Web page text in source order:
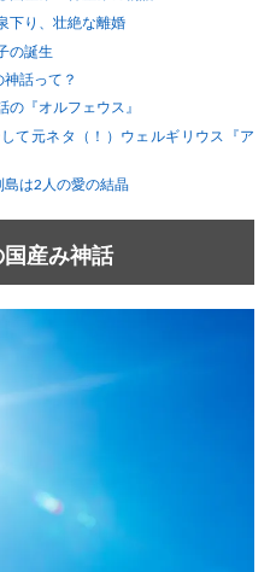
下り、壮絶な離婚
の誕生
話って？
『オルフェウス』
て元ネタ（！）ウェルギリウス『ア
島は2人の愛の結晶
産み神話